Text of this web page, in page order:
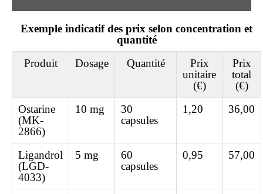
Exemple indicatif des prix selon concentration et
quantité
Produit
Dosage Quantité
Prix
unitaire
(€)
Prix
total
(€)
Ostarine
(MK-
2866)
10 mg
30
capsules
1,20 36,00
Ligandrol
(LGD-
4033)
5 mg
60
capsules
0,95 57,00